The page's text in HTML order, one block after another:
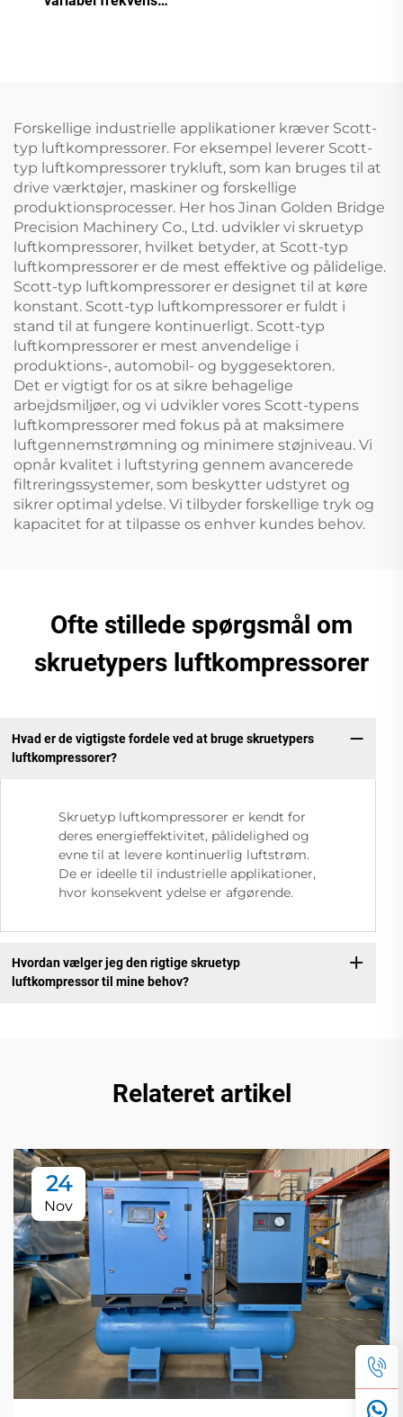
Forskellige industrielle applikationer kræver Scott-
typ luftkompressorer. For eksempel leverer Scott-
typ luftkompressorer trykluft, som kan bruges til at
drive værktøjer, maskiner og forskellige
produktionsprocesser. Her hos Jinan Golden Bridge
Precision Machinery Co., Ltd. udvikler vi skruetyp
luftkompressorer, hvilket betyder, at Scott-typ
luftkompressorer er de mest effektive og pålidelige.
Scott-typ luftkompressorer er designet til at køre
konstant. Scott-typ luftkompressorer er fuldt i
stand til at fungere kontinuerligt. Scott-typ
luftkompressorer er mest anvendelige i
produktions-, automobil- og byggesektoren.
Det er vigtigt for os at sikre behagelige
arbejdsmiljøer, og vi udvikler vores Scott-typens
luftkompressorer med fokus på at maksimere
luftgennemstrømning og minimere støjniveau. Vi
opnår kvalitet i luftstyring gennem avancerede
filtreringssystemer, som beskytter udstyret og
sikrer optimal ydelse. Vi tilbyder forskellige tryk og
kapacitet for at tilpasse os enhver kundes behov.
Ofte stillede spørgsmål om
skruetypers luftkompressorer
Hvad er de vigtigste fordele ved at bruge skruetypers
luftkompressorer?
Skruetyp luftkompressorer er kendt for
deres energieffektivitet, pålidelighed og
evne til at levere kontinuerlig luftstrøm.
De er ideelle til industrielle applikationer,
hvor konsekvent ydelse er afgørende.
Hvordan vælger jeg den rigtige skruetyp
luftkompressor til mine behov?
Relateret artikel
24
Nov